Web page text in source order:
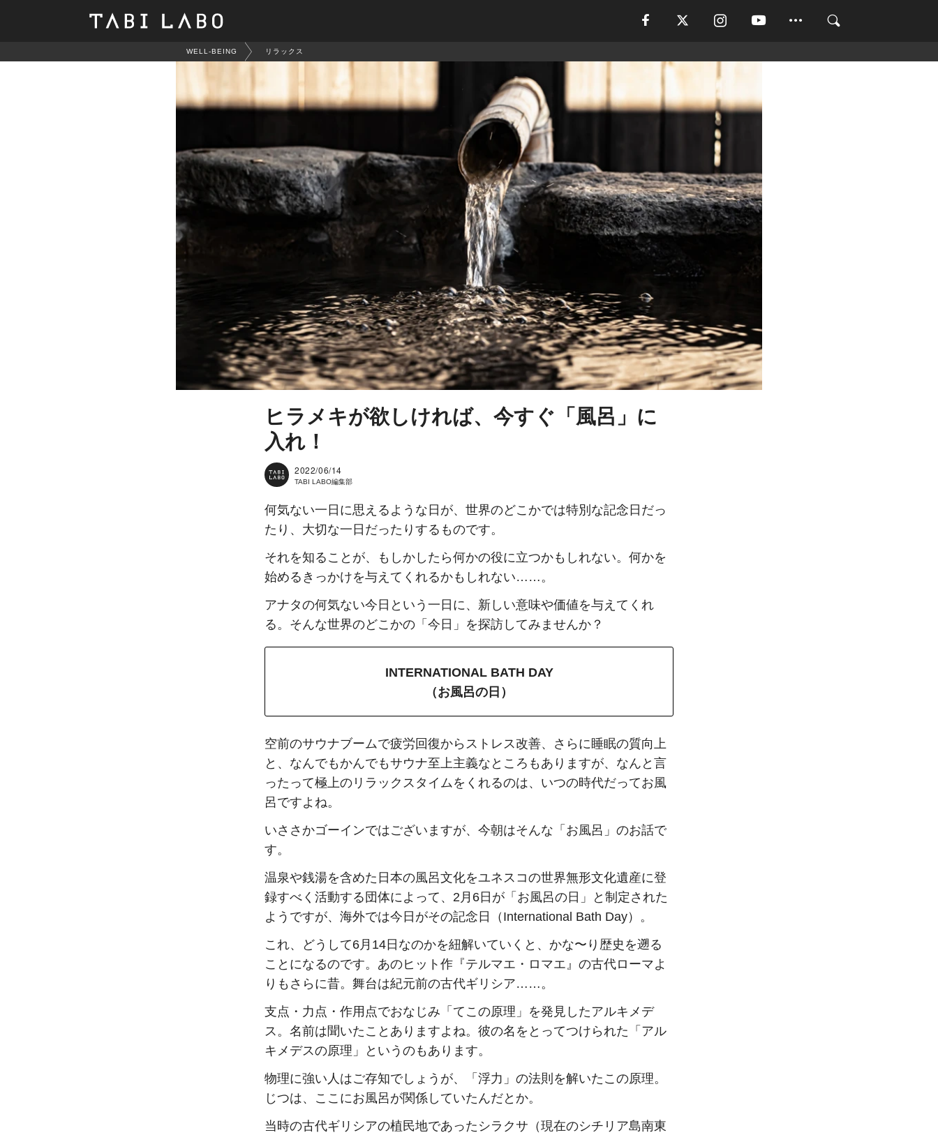
WELL-BEING リラックス
ヒラメキが欲しければ、今すぐ「風呂」に
入れ！
2022/06/14
TABI LABO編集部
何気ない一日に思えるような日が、世界のどこかでは特別な記念日だっ
たり、大切な一日だったりするものです。
それを知ることが、もしかしたら何かの役に立つかもしれない。何かを
始めるきっかけを与えてくれるかもしれない……。
アナタの何気ない今日という一日に、新しい意味や価値を与えてくれ
る。そんな世界のどこかの「今日」を探訪してみませんか？
INTERNATIONAL BATH DAY
（お風呂の日）
空前のサウナブームで疲労回復からストレス改善、さらに睡眠の質向上
と、なんでもかんでもサウナ至上主義なところもありますが、なんと言
ったって極上のリラックスタイムをくれるのは、いつの時代だってお風
呂ですよね。
いささかゴーインではございますが、今朝はそんな「お風呂」のお話で
す。
温泉や銭湯を含めた日本の風呂文化をユネスコの世界無形文化遺産に登
録すべく活動する団体によって、2月6日が「お風呂の日」と制定された
ようですが、海外では今日がその記念日（International Bath Day）。
これ、どうして6月14日なのかを紐解いていくと、かな〜り歴史を遡る
ことになるのです。あのヒット作『テルマエ・ロマエ』の古代ローマよ
りもさらに昔。舞台は紀元前の古代ギリシア……。
支点・力点・作用点でおなじみ「てこの原理」を発見したアルキメデ
ス。名前は聞いたことありますよね。彼の名をとってつけられた「アル
キメデスの原理」というのもあります。
物理に強い人はご存知でしょうが、「浮力」の法則を解いたこの原理。
じつは、ここにお風呂が関係していたんだとか。
当時の古代ギリシアの植民地であったシラクサ（現在のシチリア島南東